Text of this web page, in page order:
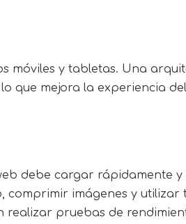
móviles y tabletas. Una
que mejora la experiencia
debe cargar rápidamente
imágenes y utilizar
realizar pruebas de